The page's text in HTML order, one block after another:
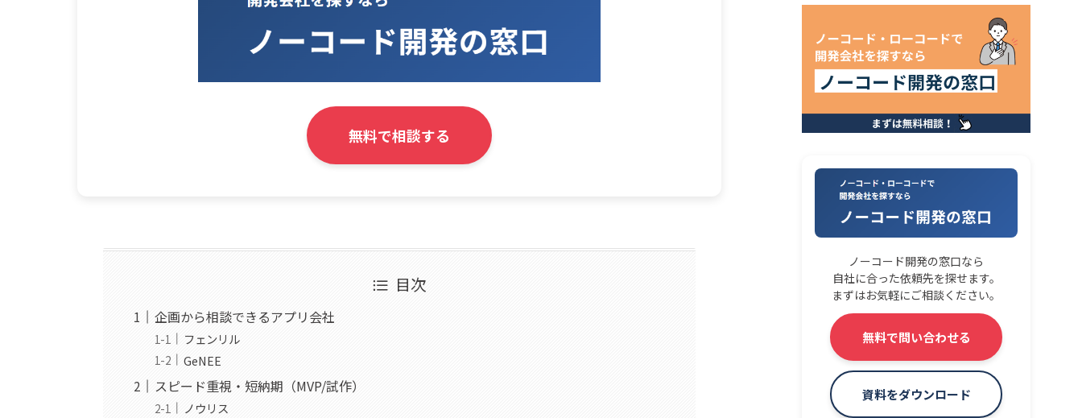
無料で相談する
目次
企画から相談できるアプリ会社
フェンリル
GeNEE
スピード重視・短納期（MVP/試作）
ノウリス
ノーコード開発の窓口なら
自社に合った依頼先を探せます。
まずはお気軽にご相談ください。
無料で問い合わせる
資料をダウンロード